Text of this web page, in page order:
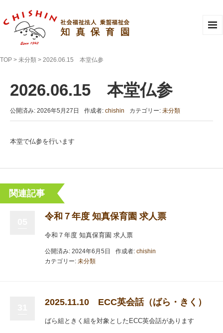
TOP > 未分類 > 2026.06.15 本堂仏参
2026.06.15 本堂仏参
公開済み: 2026年5月27日 作成者: chishin カテゴリー: 未分類
本堂で仏参を行います
関連記事
令和７年度 知真保育園 求人票
令和７年度 知真保育園 求人票
公開済み: 2024年6月5日 作成者: chishin
カテゴリー: 未分類
2025.11.10 ECC英会話（ばら・きく）
ばら組ときく組を対象としたECC英会話があります